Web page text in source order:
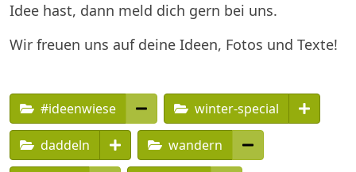
Idee hast, dann meld dich gern bei uns.
Wir freuen uns auf deine Ideen, Fotos und Texte!
#ideenwiese winter-special
daddeln wandern